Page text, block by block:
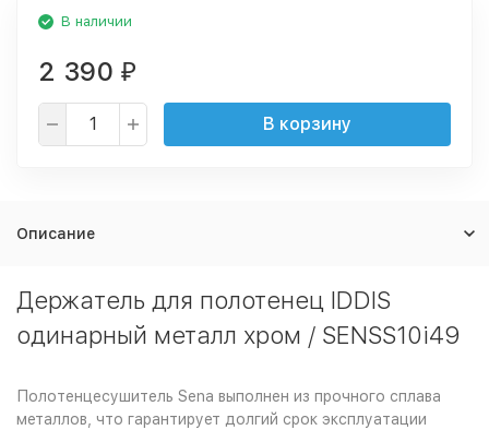
В наличии
2 390 ₽
В корзину
Описание
Держатель для полотенец IDDIS
одинарный металл хром / SENSS10i49
Полотенцесушитель Sena выполнен из прочного сплава
металлов, что гарантирует долгий срок эксплуатации